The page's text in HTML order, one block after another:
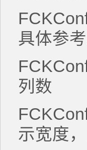
具体参
列数
示宽度